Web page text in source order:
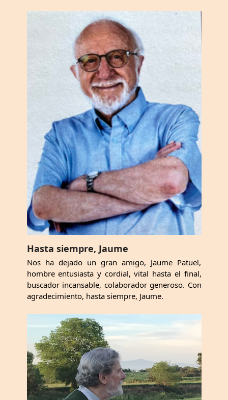
Hasta siempre, Jaume
Nos ha dejado un gran amigo, Jaume Patuel,
hombre entusiasta y cordial, vital hasta el final,
buscador incansable, colaborador generoso. Con
agradecimiento, hasta siempre, Jaume.